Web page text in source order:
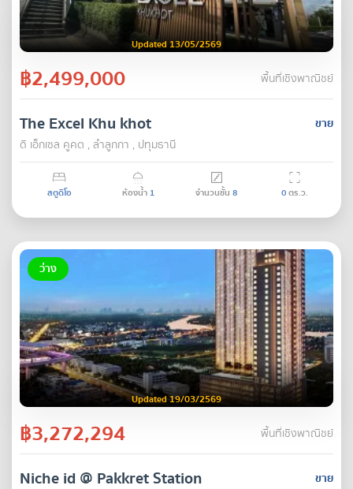
Updated 13/05/2569
฿2,499,000 พื้นที่เชิงพาณิชย์
ขาย
The Excel Khu khot
ดิ เอ็กเซล คูคต , ลำลูกกา , ปทุมธานี
สตูดิโอ ห้องน้ำ 1 จำนวนชั้น 8 0ตร.ว.
ว่าง
Updated 19/03/2569
฿3,272,294 พื้นที่เชิงพาณิชย์
ขาย
Niche id @ Pakkret Station